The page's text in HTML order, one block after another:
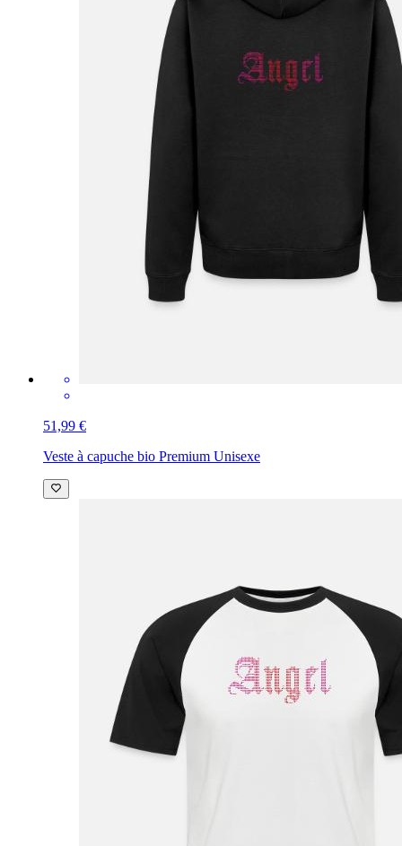
51,99 €
Veste à capuche bio Premium Unisexe